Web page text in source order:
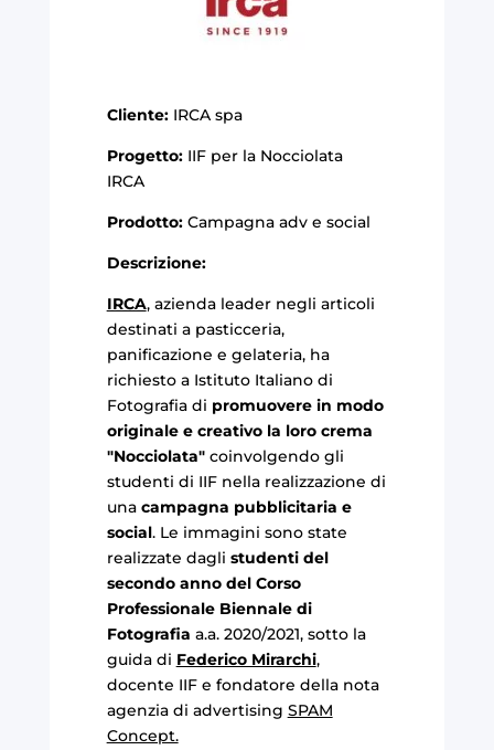
Cliente: IRCA spa
Progetto: IIF per la Nocciolata
IRCA
Prodotto: Campagna adv e social
Descrizione:
IRCA, azienda leader negli articoli
destinati a pasticceria,
panificazione e gelateria, ha
richiesto a Istituto Italiano di
Fotografia di promuovere in modo
originale e creativo la loro crema
"Nocciolata"coinvolgendo gli
studenti di IIF nella realizzazione di
una campagna pubblicitaria e
social. Le immagini sono state
realizzate dagli studenti del
secondo anno del Corso
Professionale Biennale di
Fotografia a.a. 2020/2021, sotto la
guida di Federico Mirarchi,
docente IIF e fondatore della nota
agenzia di advertising SPAM
Concept.